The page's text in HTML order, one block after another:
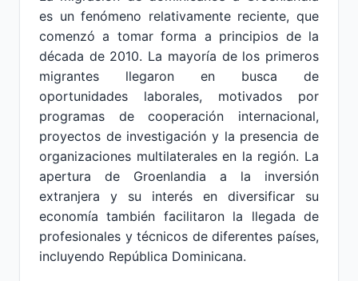
es un fenómeno relativamente reciente, que
comenzó a tomar forma a principios de la
década de 2010. La mayoría de los primeros
migrantes llegaron en busca de
oportunidades laborales, motivados por
programas de cooperación internacional,
proyectos de investigación y la presencia de
organizaciones multilaterales en la región. La
apertura de Groenlandia a la inversión
extranjera y su interés en diversificar su
economía también facilitaron la llegada de
profesionales y técnicos de diferentes países,
incluyendo República Dominicana.